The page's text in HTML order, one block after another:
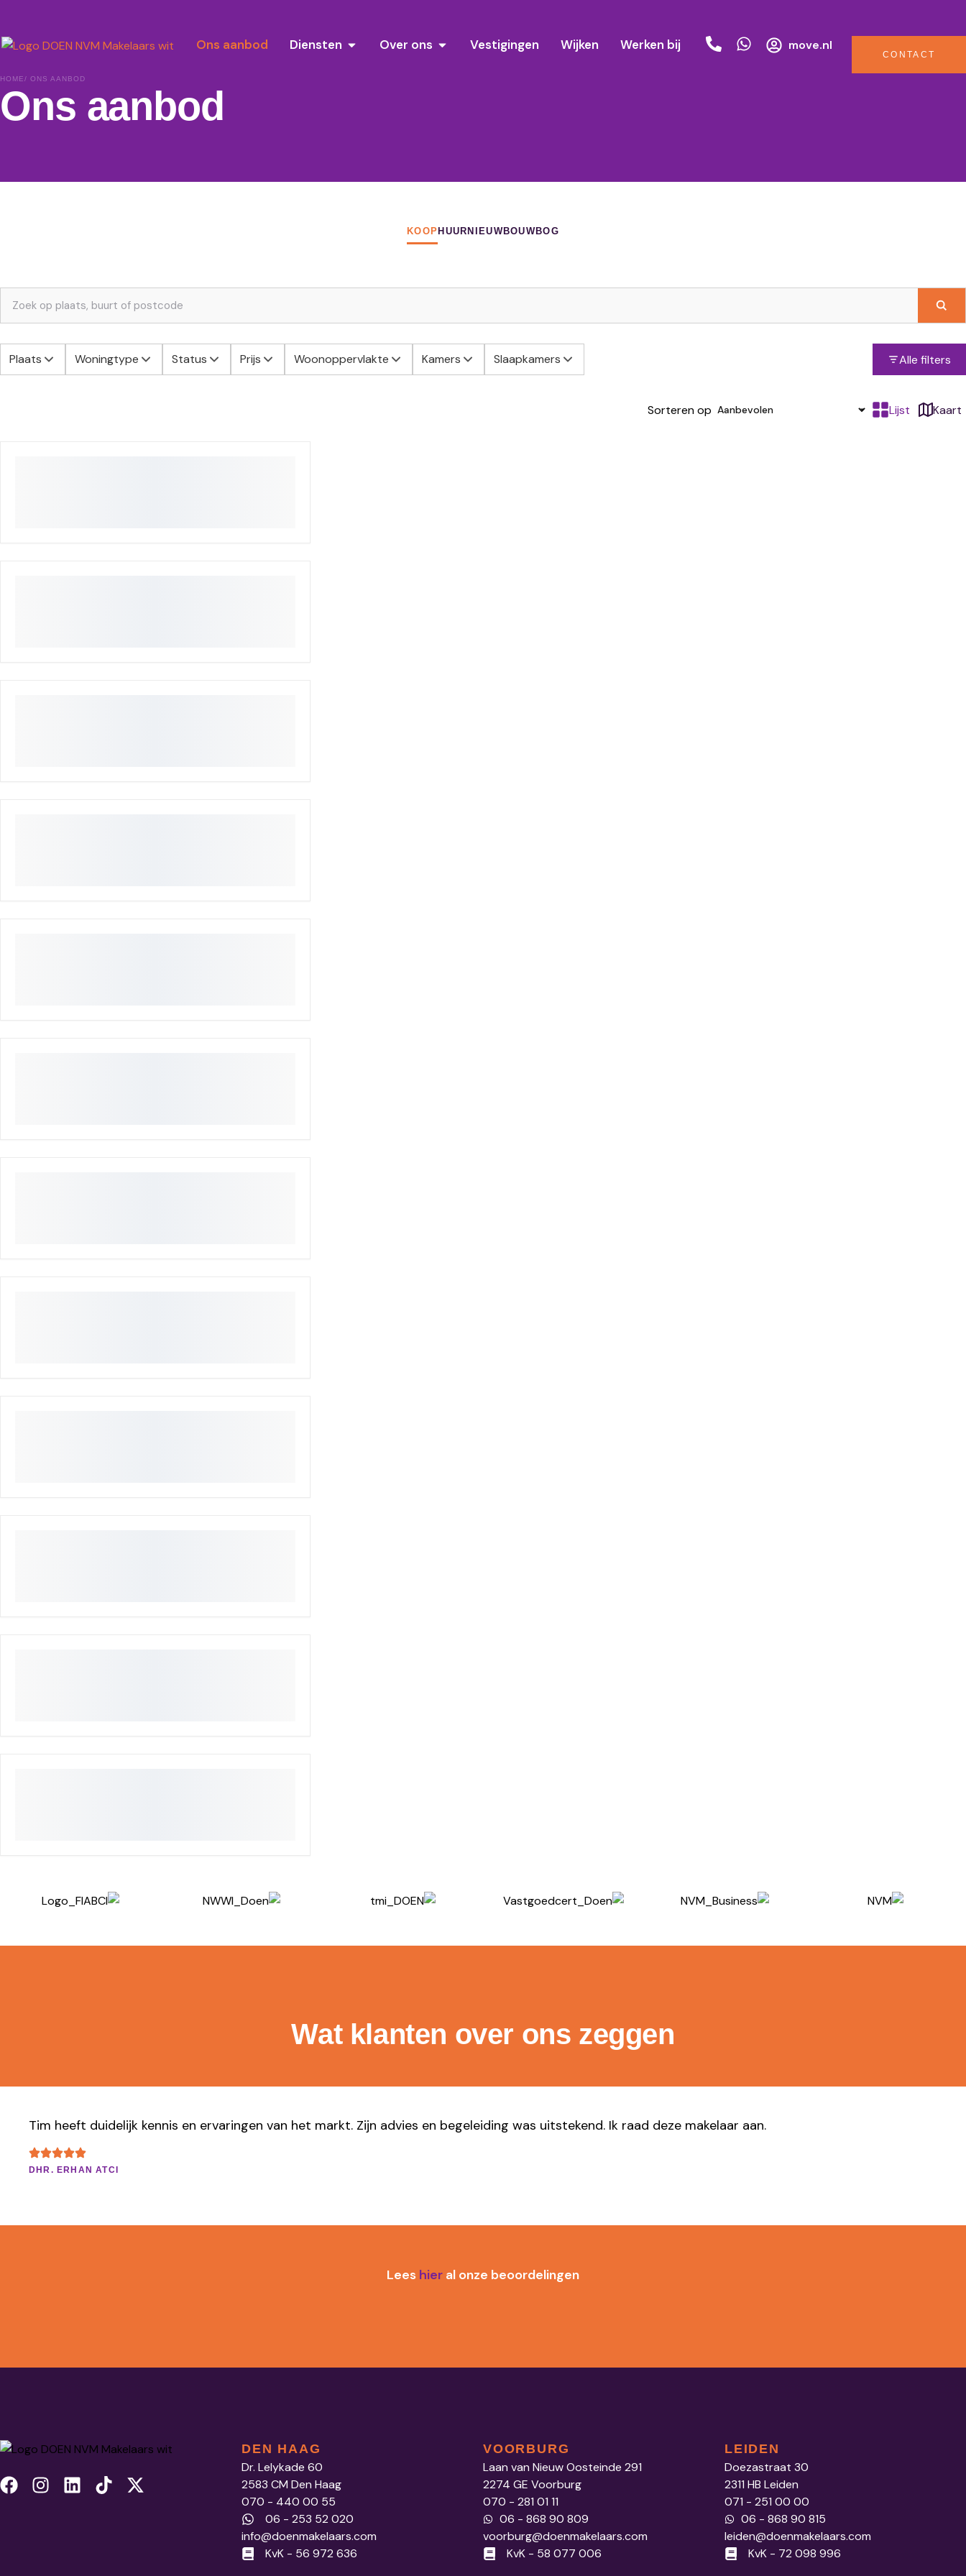
Ons aanbod Diensten Over ons Vestigingen Wijken Werken bij move.nl
CONTACT
HOME/ ONS AANBOD
Ons aanbod
KOOP HUUR NIEUWBOUWBOG
Plaats Woningtype Status Prijs Woonoppervlakte Kamers Slaapkamers Alle filters
Sorteren op Lijst Kaart
Wat klanten over ons zeggen
Tim heeft duidelijk kennis en ervaringen van het markt. Zijn advies en begeleiding was uitstekend. Ik raad deze makelaar aan.
DHR. ERHAN ATCI
Lees hier al onze beoordelingen
DEN HAAG
Dr. Lelykade 60
2583 CM Den Haag
070 - 440 00 55
06 - 253 52 020
info@doenmakelaars.com
KvK - 56 972 636
VOORBURG
Laan van Nieuw Oosteinde 291
2274 GE Voorburg
070 - 281 01 11
06 - 868 90 809
voorburg@doenmakelaars.com
KvK - 58 077 006
LEIDEN
Doezastraat 30
2311 HB Leiden
071 - 251 00 00
06 - 868 90 815
leiden@doenmakelaars.com
KvK - 72 098 996